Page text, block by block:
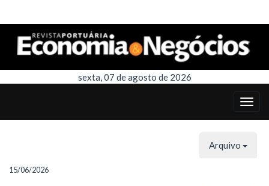
sexta, 07 de agosto de 2026
Arquivo
15/06/2026